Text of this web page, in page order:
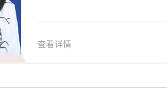
6 辽宁师范大学外语系英语语
专业 文学硕士1999．8-至今
查看详情